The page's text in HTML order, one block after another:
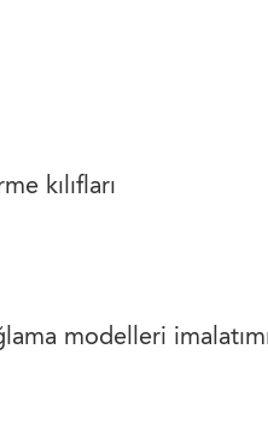
kılıfları
modelleri